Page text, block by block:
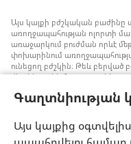
Գաղտնիության
Այս կայքից
Այս կայքի բժշկական բաժինը
առողջապահության ոլորտի
առաջարկում բուժման որևէ
փոխարինում
ունեցող բժշկին։ Թեև բերված
վկաները չեն հրատարակել,
Յուրաքանչյուր մասնագետի
քննարկել բուժման մեթոդները
առնելով հիվանդի